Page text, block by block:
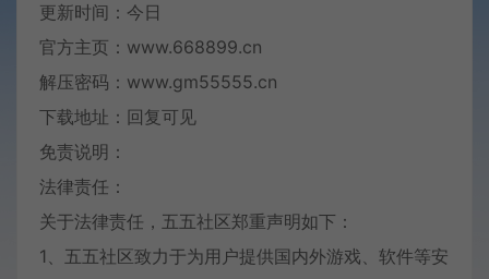
更新时间：今日
官方主页：www.668899.cn
解压密码：www.gm55555.cn
下载地址：回复可见
免责说明：
法律责任：
关于法律责任，五五社区郑重声明如下：
1、五五社区致力于为用户提供国内外游戏、软件等安